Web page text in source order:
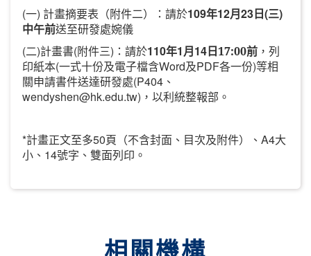
(一) 計畫摘要表（附件二）：請於109年12月23日(三)
中午前送至研發處婉儀
(二)計畫書(附件三) ：請於110年1月14日17:00前，列
印紙本(一式十份及電子檔含Word及PDF各一份)等相
關申請書件送達研發處(P404、
wendyshen@hk.edu.tw) ，以利統整報部。
*計畫正文至多50頁（不含封面、目次及附件）、 A4大
小、 14號字、雙面列印。